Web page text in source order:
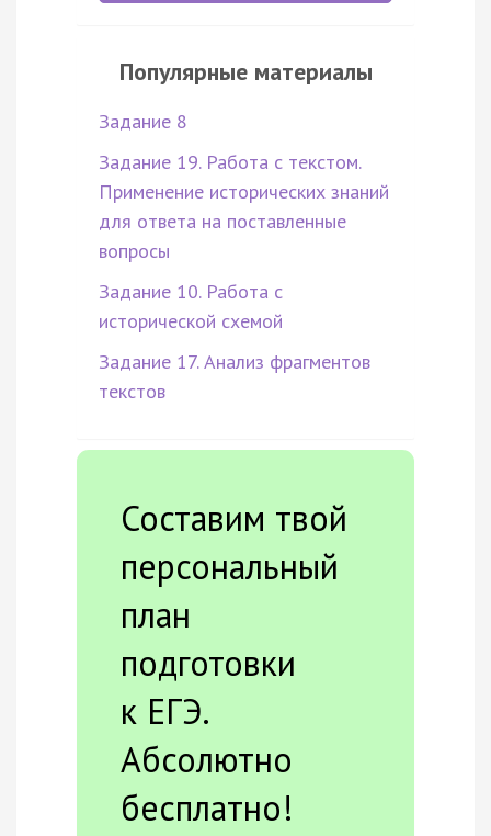
Популярные материалы
Задание 8
Задание 19. Работа с текстом.
Применение исторических знаний
для ответа на поставленные
вопросы
Задание 10. Работа с
исторической схемой
Задание 17. Анализ фрагментов
текстов
Составим твой
персональный
план
подготовки
к ЕГЭ.
Абсолютно
бесплатно!